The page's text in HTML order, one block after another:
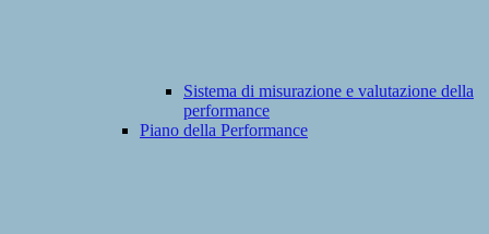
Sistema di misurazione e valutazione della
performance
Piano della Performance